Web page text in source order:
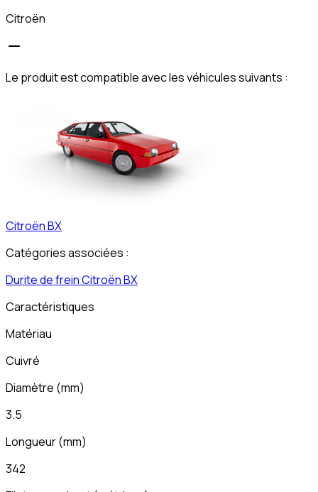
Citroën
Le produit est compatible avec les véhicules suivants :
CitroënBX
Catégories associées :
Durite de freinCitroënBX
Caractéristiques
Matériau
Cuivré
Diamètre (mm)
3.5
Longueur(mm)
342